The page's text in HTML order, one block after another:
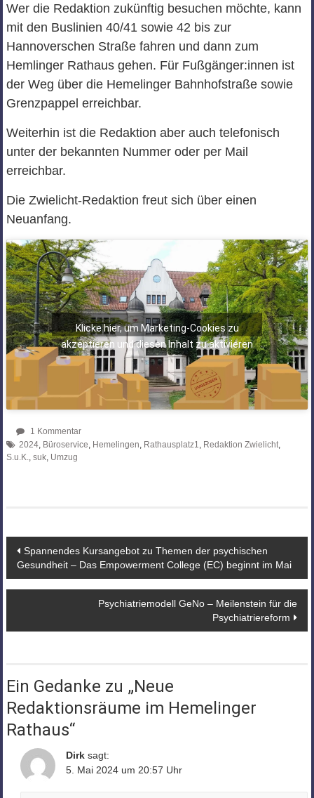
Wer die Redaktion zukünftig besuchen möchte, kann
mit den Buslinien 40/41 sowie 42 bis zur
Hannoverschen Straße fahren und dann zum
Hemlinger Rathaus gehen. Für Fußgänger:innen ist
der Weg über die Hemelinger Bahnhofstraße sowie
Grenzpappel erreichbar.
Weiterhin ist die Redaktion aber auch telefonisch
unter der bekannten Nummer oder per Mail
erreichbar.
Die Zwielicht-Redaktion freut sich über einen
Neuanfang.
Klicke hier, um Marketing-Cookies zu
akzeptieren und diesen Inhalt zu aktivieren
1 Kommentar
2024, Büroservice, Hemelingen, Rathausplatz1, Redaktion Zwielicht,
S.u.K., suk, Umzug
Beitragsnavigation
Spannendes Kursangebot zu Themen der psychischen
Gesundheit – Das Empowerment College (EC) beginnt im Mai
Psychiatriemodell GeNo – Meilenstein für die
Psychiatriereform
Ein Gedanke zu „Neue
Redaktionsräume im Hemelinger
Rathaus“
Dirk sagt:
5. Mai 2024 um 20:57 Uhr